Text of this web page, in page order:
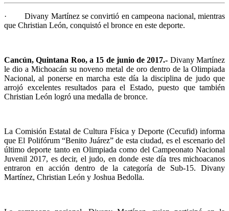
·Divany Martínez se convirtió en campeona nacional, mientras
que Christian León, conquistó el bronce en este deporte.
Cancún, Quintana Roo, a 15 de junio de 2017.- Divany Martínez
le dio a Michoacán su noveno metal de oro dentro de la Olimpiada
Nacional, al ponerse en marcha este día la disciplina de judo que
arrojó excelentes resultados para el Estado, puesto que también
Christian León logró una medalla de bronce.
La Comisión Estatal de Cultura Física y Deporte (Cecufid) informa
que El Polifórum “Benito Juárez” de esta ciudad, es el escenario del
último deporte tanto en Olimpiada como del Campeonato Nacional
Juvenil 2017, es decir, el judo, en donde este día tres michoacanos
entraron en acción dentro de la categoría de Sub-15. Divany
Martínez, Christian León y Joshua Bedolla.